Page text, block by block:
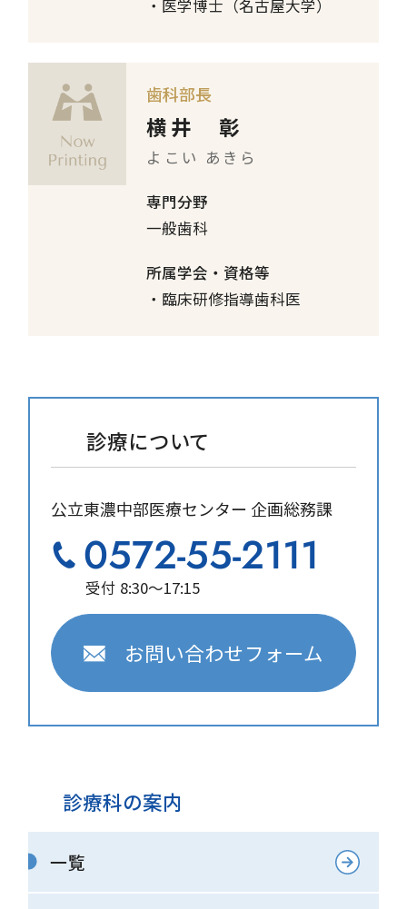
医学博士（名古屋大学）
歯科部長
横井 彰
よこい あきら
専門分野
一般歯科
所属学会・資格等
臨床研修指導歯科医
診療について
公立東濃中部医療センター 企画総務課
0572-55-2111
受付 8:30～17:15
お問い合わせフォーム
診療科の案内
一覧